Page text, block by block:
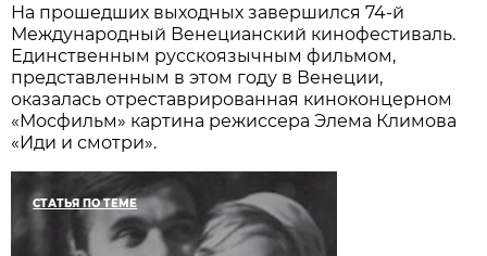
На прошедших выходных завершился 74-й
Международный Венецианский кинофестиваль.
Единственным русскоязычным фильмом,
представленным в этом году в Венеции,
оказалась отреставрированная киноконцерном
«Мосфильм» картина режиссера Элема Климова
«Иди и смотри».
СТАТЬЯ ПО ТЕМЕ